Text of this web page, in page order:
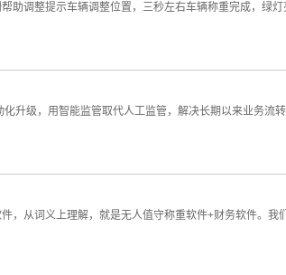
助调整提示车辆调整位置，三秒左右车辆称重完成，绿
升级，用智能监管取代人工监管，解决长期以来业务流
，从词义上理解，就是无人值守称重软件+财务软件。